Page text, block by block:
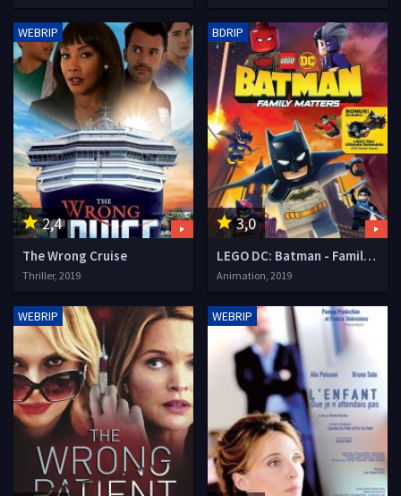
2,4
WEBRIP
The Wrong Cruise
Thriller, 2019
3,0
BDRIP
LEGO DC: Batman - Family Matters
Animation, 2019
WEBRIP WEBRIP